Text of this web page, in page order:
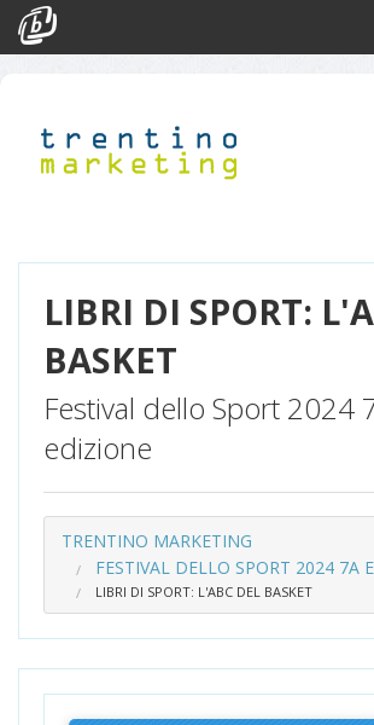
Eventi
LIBRI DI SPORT:
BASKET
Festival dello Sport 2024
edizione
TRENTINO MARKETING
FESTIVAL DELLO SPORT 2024 7A
LIBRI DI SPORT: L'ABC DEL BASKET